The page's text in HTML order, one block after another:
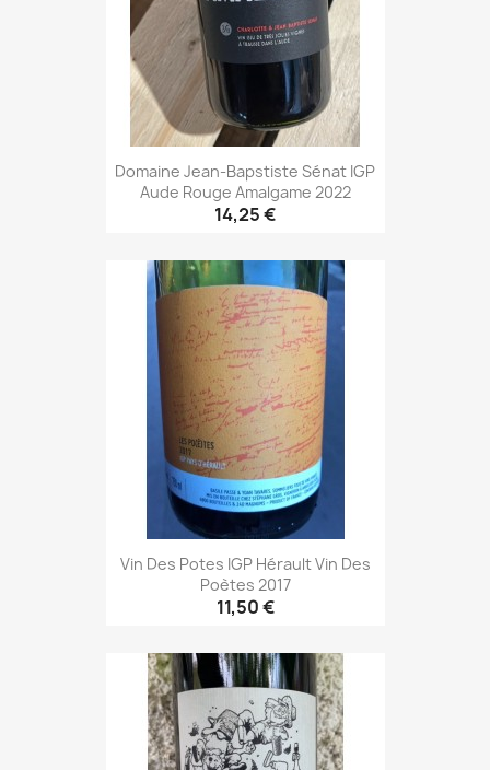
Domaine Jean-Bapstiste Sénat IGP
Aude Rouge Amalgame 2022
14,25 €
Vin Des Potes IGP Hérault Vin Des
Poètes 2017
11,50 €